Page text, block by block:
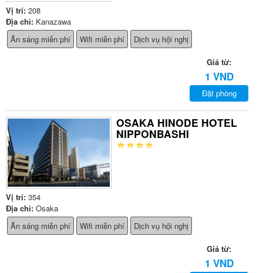
Vị trí: 208
Địa chỉ: Kanazawa
Ăn sáng miễn phí
Wifi miễn phí Dịch vụ hội nghị
Giá từ:
1 VND
Đặt phòng
OSAKA HINODE HOTEL
NIPPONBASHI
Vị trí: 354
Địa chỉ: Osaka
Ăn sáng miễn phí
Wifi miễn phí Dịch vụ hội nghị
Giá từ:
1 VND